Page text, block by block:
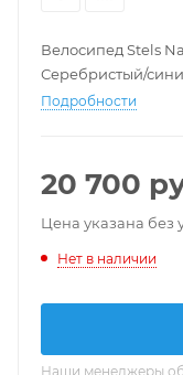
Велосипед Stels
Серебристый/
Подробности
20 700
Цена указана без
Нет в наличии
Наши менеджеры